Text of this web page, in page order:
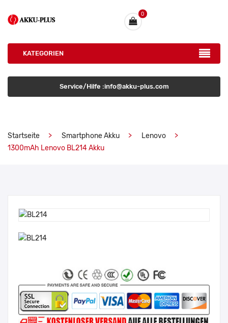
0
KATEGORIEN
Service/Hilfe :info@akku-plus.com
Startseite Smartphone Akku
Lenovo
1300mAh Lenovo BL214 Akku